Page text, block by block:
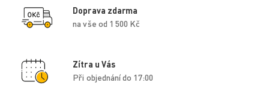
Doprava zdarma
na vše od 1 500 Kč
Zítra u Vás
Při objednání do 17:00